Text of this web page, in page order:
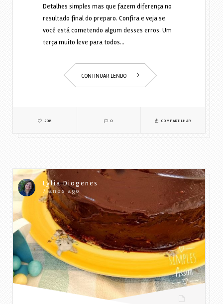
Detalhes simples mas que fazem diferença no
resultado final do preparo. Confira e veja se
você está cometendo algum desses erros. Um
terça muito leve para todos…
CONTINUAR LENDO
208 0 COMPARTILHAR
Lylia Diogenes
7 anos ago